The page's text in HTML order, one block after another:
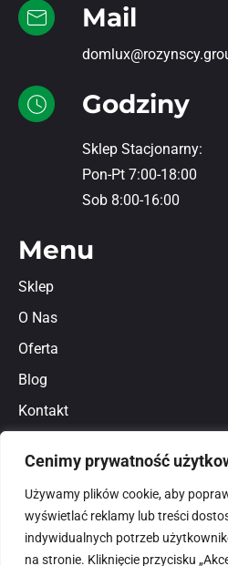
Cenimy prywatność
Używamy plików cookie, aby
wyświetlać reklamy lub treści
indywidualnych potrzeb
na stronie. Kliknięcie przycisku
Mail
Godziny
Sklep Stacjonarny:
Pon-Pt 7:00-18:00
Sob 8:00-16:00
Menu
Sklep
O Nas
Oferta
Blog
Kontakt
Polityka prywatności